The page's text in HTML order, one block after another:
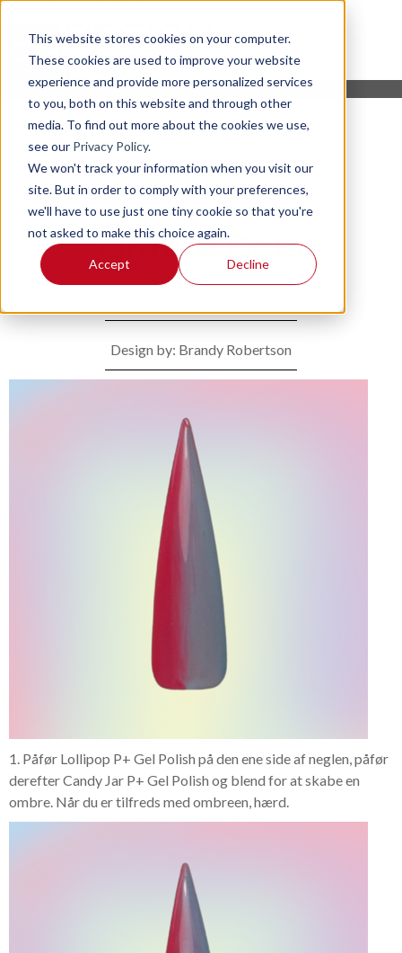
This website stores cookies on your computer.
These cookies are used to improve your website
experience and provide more personalized services
to you, both on this website and through other
media. To find out more about the cookies we use,
see our Privacy Policy.
We won't track your information when you visit our
site. But in order to comply with your preferences,
we'll have to use just one tiny cookie so that you're
not asked to make this choice again.
Accept Decline
Ombre Dots
Design by: Brandy Robertson
1. Påfør Lollipop P+ Gel Polish på den ene side af neglen, påfør
derefter Candy Jar P+ Gel Polish og blend for at skabe en
ombre. Når du er tilfreds med ombreen, hærd.